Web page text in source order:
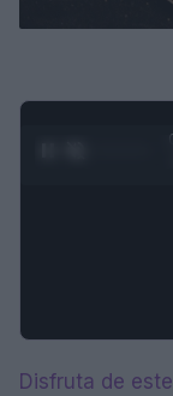
Disfruta de este